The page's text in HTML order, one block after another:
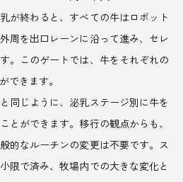
が終わると、すべての牛はロボット
周を出口レーンに沿って進み、セレ
。このゲートでは、牛をそれぞれの
できます。
同じように、泌乳ステージ別に牛を
とができます。移行の観点からも、
的なルーチンの変更は不要です。ス
限で済み、牧場内での大きな変化と